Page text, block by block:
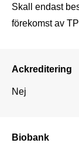
Skall endast
förekomst av
Ackreditering
Nej
Biobank